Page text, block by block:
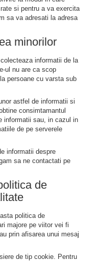
si pentru a va exercita
sa va adresati la adresa
minorilor
informatii de la
ul nu are ca scop
persoane cu varsta sub
astfel de informatii si
consimtamantul
informatii sau, in cazul in
de pe serverele
informatii despre
sa ne contactati pe
de
politica de
majore pe viitor vei fi
prin afisarea unui mesaj
de tip cookie. Pentru